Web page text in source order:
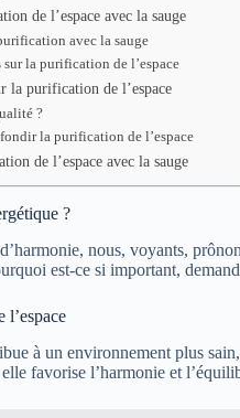
de l’espace avec la sauge
avec la sauge
la purification de l’espace
la purification de l’espace
?
la purification de l’espace
de l’espace avec la sauge
?
nous, voyants,
est-ce si important,
l’espace
à un environnement plus
favorise l’harmonie et